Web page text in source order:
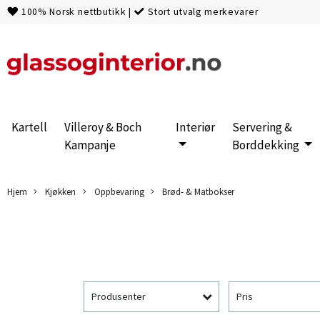
100% Norsk nettbutikk | Stort utvalg merkevarer
Kartell
Villeroy & Boch
Kampanje
Interiør
Servering &
Borddekking
Hjem Kjøkken Oppbevaring Brød- & Matbokser
Produsenter Pris